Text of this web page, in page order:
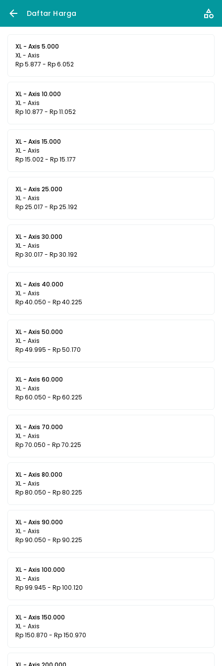
Daftar Harga
XL - Axis 5.000
XL - Axis
Rp 5.877 - Rp 6.052
XL - Axis 10.000
XL - Axis
Rp 10.877 - Rp 11.052
XL - Axis 15.000
XL - Axis
Rp 15.002 - Rp 15.177
XL - Axis 25.000
XL - Axis
Rp 25.017 - Rp 25.192
XL - Axis 30.000
XL - Axis
Rp 30.017 - Rp 30.192
XL - Axis 40.000
XL - Axis
Rp 40.050 - Rp 40.225
XL - Axis 50.000
XL - Axis
Rp 49.995 - Rp 50.170
XL - Axis 60.000
XL - Axis
Rp 60.050 - Rp 60.225
XL - Axis 70.000
XL - Axis
Rp 70.050 - Rp 70.225
XL - Axis 80.000
XL - Axis
Rp 80.050 - Rp 80.225
XL - Axis 90.000
XL - Axis
Rp 90.050 - Rp 90.225
XL - Axis 100.000
XL - Axis
Rp 99.945 - Rp 100.120
XL - Axis 150.000
XL - Axis
Rp 150.870 - Rp 150.970